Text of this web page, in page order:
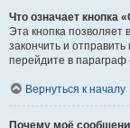
Что означает кнопка
Эта кнопка позволяет
закончить и
перейдите в параграф
Вернуться к началу
Почему моё